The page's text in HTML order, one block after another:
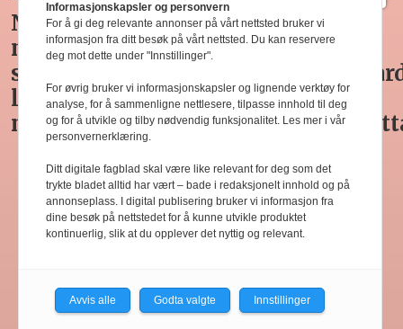
Med
italiensk
bynavn
vet du
hva du
Huset
på
i ny
Snøhetta-
drakt
Ny
teknologi
manuell
varetelling
Siste
Horeca-
før
Informasjonskapsler og personvern
For å gi deg relevante annonser på vårt nettsted bruker vi
informasjon fra ditt besøk på vårt nettsted. Du kan reservere
deg mot dette under "Innstillinger".
For øvrig bruker vi informasjonskapsler og lignende verktøy for
analyse, for å sammenligne nettlesere, tilpasse innhold til deg
og for å utvikle og tilby nødvendig funksjonalitet. Les mer i vår
personvernerklæring.
Ditt digitale fagblad skal være like relevant for deg som det
trykte bladet alltid har vært – bade i redaksjonelt innhold og på
annonseplass. I digital publisering bruker vi informasjon fra
dine besøk på nettstedet for å kunne utvikle produktet
kontinuerlig, slik at du opplever det nyttig og relevant.
Avvis alle Godta valgte Innstillinger